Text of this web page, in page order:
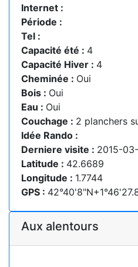
Internet :
Période :
Tel :
Capacité été : 4
Capacité Hiver : 4
Cheminée : Oui
Bois : Oui
Eau : Oui
Couchage : 2 planchers
Idée Rando :
Derniere visite : 2015-
Latitude : 42.6689
Longitude : 1.7744
GPS :
Aux alentours